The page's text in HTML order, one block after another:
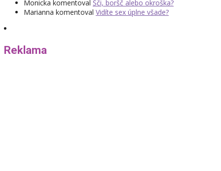
Monicka komentoval Šči, boršč alebo okroška?
Marianna komentoval Vidíte sex úplne všade?
Reklama